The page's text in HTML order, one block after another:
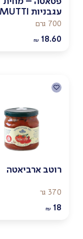
עגבניות MUTTI
700 גרם
₪ 18.60
רוטב ארביאטה
370 גר
₪ 18